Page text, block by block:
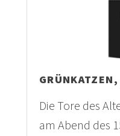
Die Tore des
am Abend des